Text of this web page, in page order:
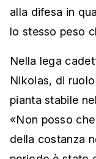
alla difesa in
lo stesso peso
Nella lega
Nikolas, di
pianta stabile
«Non posso
della costanza